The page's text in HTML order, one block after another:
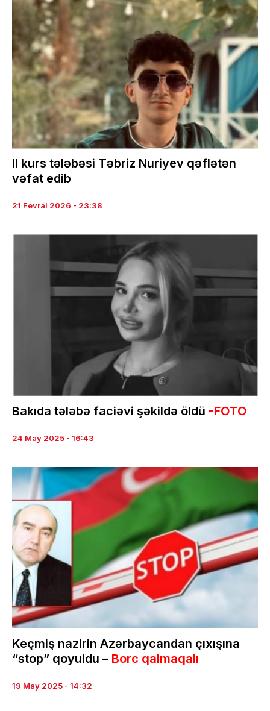
II kurs tələbəsi Təbriz Nuriyev qəflətən
vəfat edib
21 Fevral 2026 - 23:38
Bakıda tələbə faciəvi şəkildə öldü -FOTO
24 May 2025 - 16:43
Keçmiş nazirin Azərbaycandan çıxışına
“stop” qoyuldu – Borc qalmaqalı
19 May 2025 - 14:32